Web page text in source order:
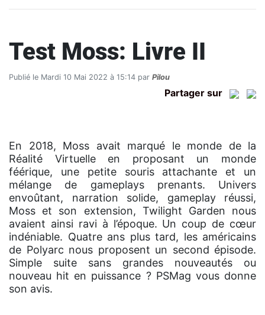
Test Moss: Livre II
Publié le Mardi 10 Mai 2022 à 15:14 par Pilou
Partager sur
En 2018, Moss avait marqué le monde de la
Réalité Virtuelle en proposant un monde
féérique, une petite souris attachante et un
mélange de gameplays prenants. Univers
envoûtant, narration solide, gameplay réussi,
Moss et son extension, Twilight Garden nous
avaient ainsi ravi à l’époque. Un coup de cœur
indéniable. Quatre ans plus tard, les américains
de Polyarc nous proposent un second épisode.
Simple suite sans grandes nouveautés ou
nouveau hit en puissance ? PSMag vous donne
son avis.